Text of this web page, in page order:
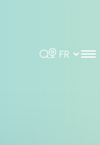
Rechercher
Choisir la